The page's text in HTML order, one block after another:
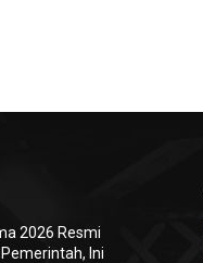
2026 Resmi
Ini